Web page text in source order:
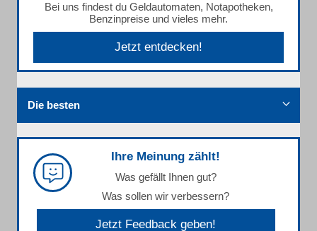
Bei uns findest du Geldautomaten, Notapotheken,
Benzinpreise und vieles mehr.
Jetzt entdecken!
Die besten
Ihre Meinung zählt!
Was gefällt Ihnen gut?
Was sollen wir verbessern?
Jetzt Feedback geben!